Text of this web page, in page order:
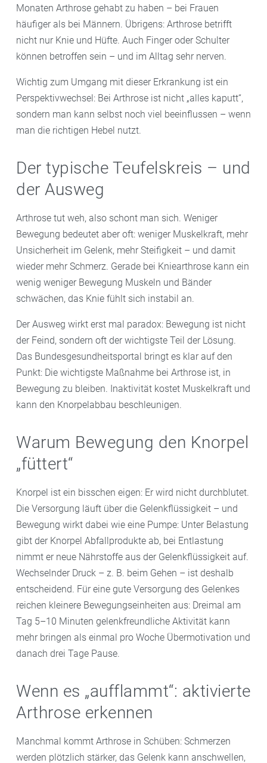
Monaten Arthrose gehabt zu haben – bei Frauen
häufiger als bei Männern. Übrigens: Arthrose betrifft
nicht nur Knie und Hüfte. Auch Finger oder Schulter
können betroffen sein – und im Alltag sehr nerven.
Wichtig zum Umgang mit dieser Erkrankung ist ein
Perspektivwechsel: Bei Arthrose ist nicht „alles kaputt“,
sondern man kann selbst noch viel beeinflussen – wenn
man die richtigen Hebel nutzt.
Der typische Teufelskreis – und
der Ausweg
Arthrose tut weh, also schont man sich. Weniger
Bewegung bedeutet aber oft: weniger Muskelkraft, mehr
Unsicherheit im Gelenk, mehr Steifigkeit – und damit
wieder mehr Schmerz. Gerade bei Kniearthrose kann ein
wenig weniger Bewegung Muskeln und Bänder
schwächen, das Knie fühlt sich instabil an.
Der Ausweg wirkt erst mal paradox: Bewegung ist nicht
der Feind, sondern oft der wichtigste Teil der Lösung.
Das Bundesgesundheitsportal bringt es klar auf den
Punkt: Die wichtigste Maßnahme bei Arthrose ist, in
Bewegung zu bleiben. Inaktivität kostet Muskelkraft und
kann den Knorpelabbau beschleunigen.
Warum Bewegung den Knorpel
„füttert“
Knorpel ist ein bisschen eigen: Er wird nicht durchblutet.
Die Versorgung läuft über die Gelenkflüssigkeit – und
Bewegung wirkt dabei wie eine Pumpe: Unter Belastung
gibt der Knorpel Abfallprodukte ab, bei Entlastung
nimmt er neue Nährstoffe aus der Gelenkflüssigkeit auf.
Wechselnder Druck – z. B. beim Gehen – ist deshalb
entscheidend. Für eine gute Versorgung des Gelenkes
reichen kleinere Bewegungseinheiten aus: Dreimal am
Tag 5–10 Minuten gelenkfreundliche Aktivität kann
mehr bringen als einmal pro Woche Übermotivation und
danach drei Tage Pause.
Wenn es „aufflammt“: aktivierte
Arthrose erkennen
Manchmal kommt Arthrose in Schüben: Schmerzen
werden plötzlich stärker, das Gelenk kann anschwellen,